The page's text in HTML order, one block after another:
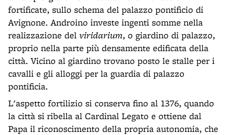
fortificate, sullo schema del palazzo pontificio di
Avignone. Androino investe ingenti somme nella
realizzazione del viridarium, o giardino di palazzo,
proprio nella parte più densamente edificata della
città. Vicino al giardino trovano posto le stalle per i
cavalli e gli alloggi per la guardia di palazzo
pontificia.
L'aspetto fortilizio si conserva fino al 1376, quando
la città si ribella al Cardinal Legato e ottiene dal
Papa il riconoscimento della propria autonomia, che